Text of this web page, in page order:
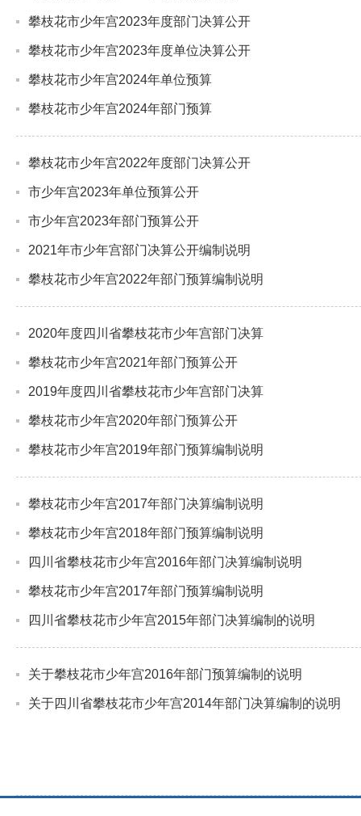
攀枝花市少年宫2023年度部门决算公开
攀枝花市少年宫2023年度单位决算公开
攀枝花市少年宫2024年单位预算
攀枝花市少年宫2024年部门预算
攀枝花市少年宫2022年度部门决算公开
市少年宫2023年单位预算公开
市少年宫2023年部门预算公开
2021年市少年宫部门决算公开编制说明
攀枝花市少年宫2022年部门预算编制说明
2020年度四川省攀枝花市少年宫部门决算
攀枝花市少年宫2021年部门预算公开
2019年度四川省攀枝花市少年宫部门决算
攀枝花市少年宫2020年部门预算公开
攀枝花市少年宫2019年部门预算编制说明
攀枝花市少年宫2017年部门决算编制说明
攀枝花市少年宫2018年部门预算编制说明
四川省攀枝花市少年宫2016年部门决算编制说明
攀枝花市少年宫2017年部门预算编制说明
四川省攀枝花市少年宫2015年部门决算编制的说明
关于攀枝花市少年宫2016年部门预算编制的说明
关于四川省攀枝花市少年宫2014年部门决算编制的说明